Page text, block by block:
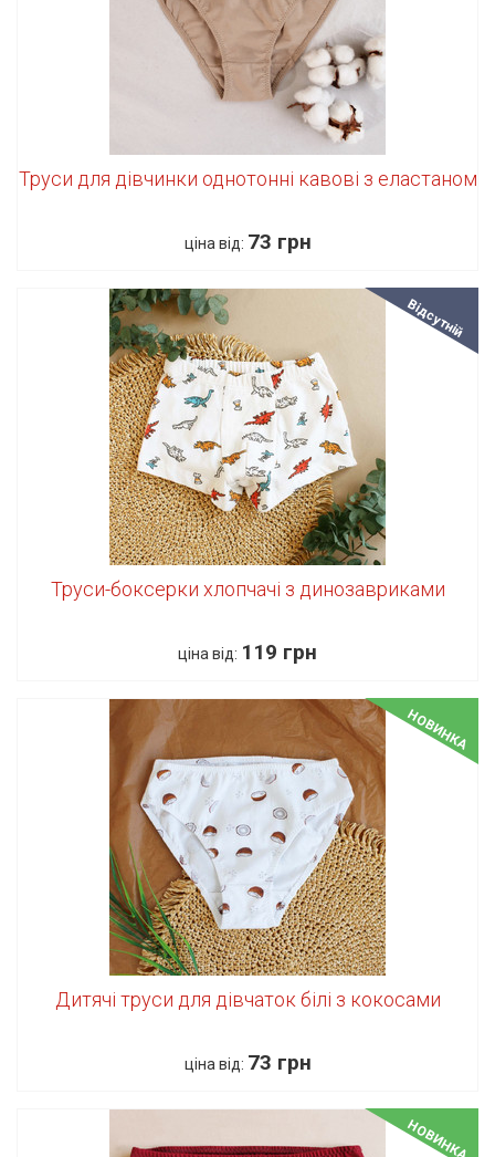
Труси для дівчинки однотонні кавові з еластаном
ціна від: 73 грн
Відсутній
Труси-боксерки хлопчачі з динозавриками
ціна від: 119 грн
НОВИНКА
Дитячі труси для дівчаток білі з кокосами
ціна від: 73 грн
НОВИНКА